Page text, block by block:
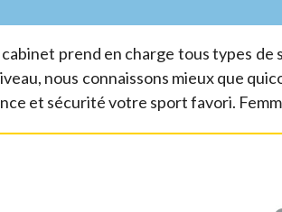
prend en charge tous types
nous connaissons mieux que
et sécurité votre sport favori.